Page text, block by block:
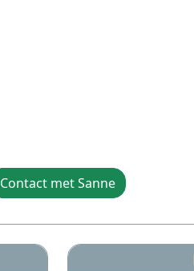
Contact met Sanne